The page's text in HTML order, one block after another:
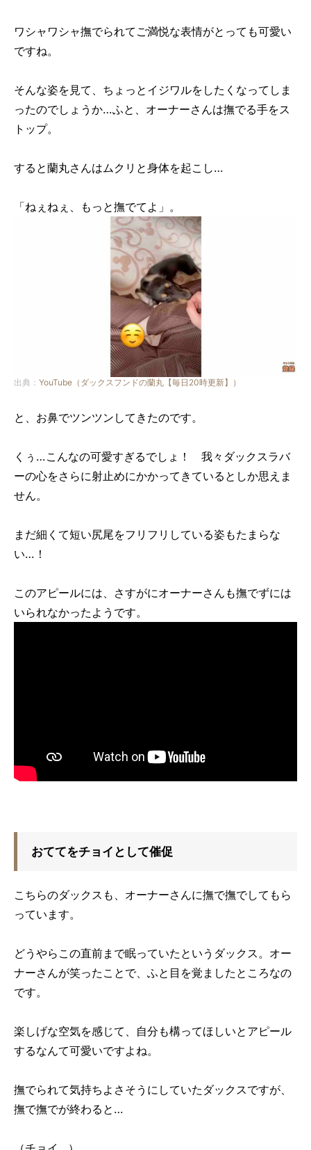
ワシャワシャ撫でられてご満悦な表情がとっても可愛い
ですね。
そんな姿を見て、ちょっとイジワルをしたくなってしま
ったのでしょうか…ふと、オーナーさんは撫でる手をス
トップ。
すると蘭丸さんはムクリと身体を起こし…
「ねぇねぇ、もっと撫でてよ」。
出典： YouTube（ダックスフンドの蘭丸【毎日20時更新】）
と、お鼻でツンツンしてきたのです。
くぅ…こんなの可愛すぎるでしょ！ 我々ダックスラバ
ーの心をさらに射止めにかかってきているとしか思えま
せん。
まだ細くて短い尻尾をフリフリしている姿もたまらな
い…！
このアピールには、さすがにオーナーさんも撫でずには
いられなかったようです。
おててをチョイとして催促
こちらのダックスも、オーナーさんに撫で撫でしてもら
っています。
どうやらこの直前まで眠っていたというダックス。オー
ナーさんが笑ったことで、ふと目を覚ましたところなの
です。
楽しげな空気を感じて、自分も構ってほしいとアピール
するなんて可愛いですよね。
撫でられて気持ちよさそうにしていたダックスですが、
撫で撫でが終わると…